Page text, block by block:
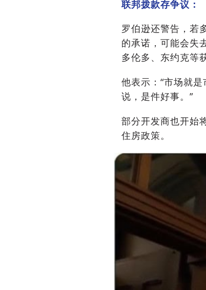
联邦拨款存争议：
罗伯逊还警告，若
的承诺，可能会失
多伦多、东约克等
他表示：“市场就
说，是件好事。”
部分开发商也开始
住房政策。